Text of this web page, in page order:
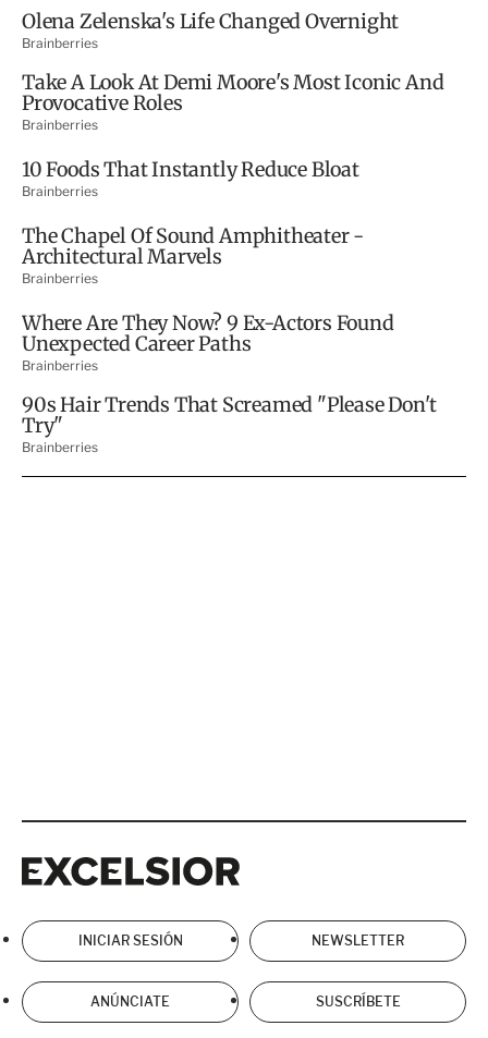
INICIAR SESIÓN NEWSLETTER
ANÚNCIATE SUSCRÍBETE